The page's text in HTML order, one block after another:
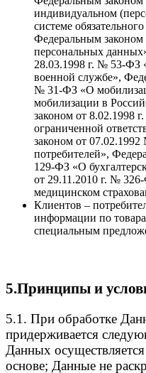
индивидуальном
системе
Федеральным
персональных
28.03.1998 г. № 53-ФЗ
военной службе»,
№ 31-ФЗ «О
мобилизации в
законом от 8.02.1998
ограниченной
законом от
потребителей»,
129-ФЗ «О
от 29.11.2010 г. №
медицинском
Клиентов –
информации по
специальным
5.Принципы и
5.1. При обработке
придерживается
Данных
основе; Данные не